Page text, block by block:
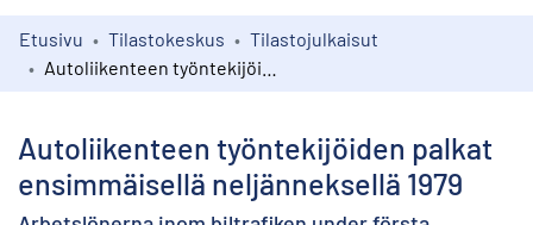
Kokoelmat
Etusivu Tilastokeskus
Tilastojulkaisut
Autoliikenteen työntekijöiden palkat
ensimmäisellä neljänneksellä 1979